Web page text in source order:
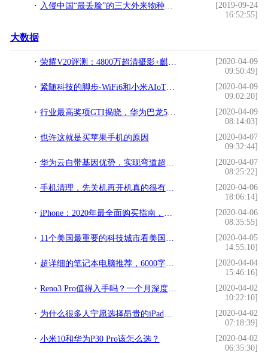
入侵中国“最丢脸”的三大外来物种，全部被我们吃得连渣都没剩
[2019-09-24
16:52:55]
大数据
荣耀V20评测：4800万超清摄影+麒麟980，实际体验到底如何！
[2020-04-09
09:50:49]
紧随科技的脚步-WiFi6和小米AIoT路由器AX3600评测
[2020-04-09
09:02:20]
行业最高奖项GTI揭晓，华为巴龙5000领先5G实力再获肯定
[2020-04-09
08:14:03]
也许这就是买苹果手机的原因
[2020-04-07
09:32:44]
华为云自带基因优势，实现弯道超车，未来将是阿里云最大竞争对手
[2020-04-07
08:25:22]
手机清理，先关机再开机真的很有效！为何重启不行？
[2020-04-06
18:06:14]
iPhone：2020年最全面购买指南，哪个最适合你？（下）
[2020-04-06
08:35:55]
11个美国最重要的科技城市看美国的强大
[2020-04-05
14:55:10]
超详细的笔记本电脑推荐，6000字干货，电脑小白的福利
[2020-04-04
15:46:16]
Reno3 Pro值得入手吗？一个月深度体验：这颜值在2020年依然少见
[2020-04-02
10:22:10]
为什么很多人宁愿选择昂贵的iPad，也不要廉价的Android平板？
[2020-04-02
07:18:39]
小米10和华为P30 Pro该怎么选？
[2020-04-02
06:35:30]